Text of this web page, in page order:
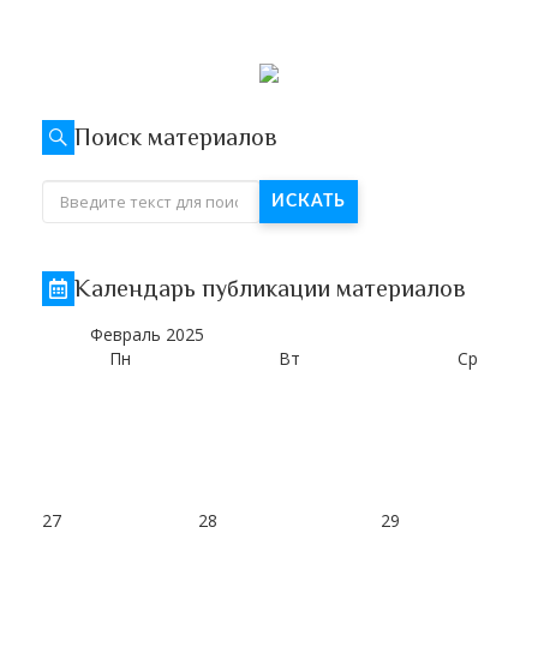
Поиск материалов
ИСКАТЬ
Календарь публикации материалов
Февраль 2025
Пн
Вт Ср
27 28 29